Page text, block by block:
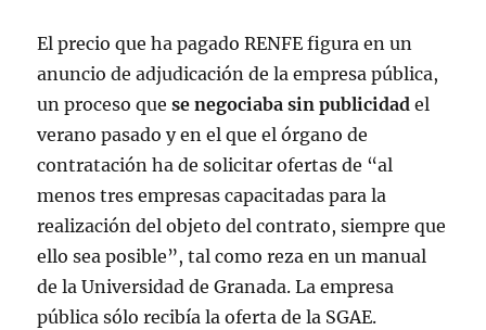
El precio que ha pagado RENFE figura en un
anuncio de adjudicación de la empresa pública,
un proceso que se negociaba sin publicidad el
verano pasado y en el que el órgano de
contratación ha de solicitar ofertas de “al
menos tres empresas capacitadas para la
realización del objeto del contrato, siempre que
ello sea posible”, tal como reza en un manual
de la Universidad de Granada. La empresa
pública sólo recibía la oferta de la SGAE.